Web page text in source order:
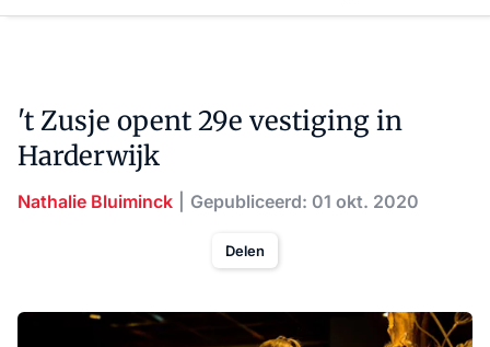
't Zusje opent 29e vestiging in
Harderwijk
Nathalie Bluiminck Gepubliceerd: 01 okt. 2020
Delen